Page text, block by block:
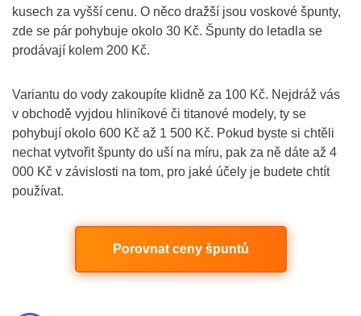
kusech za vyšší cenu. O něco dražší jsou voskové špunty,
zde se pár pohybuje okolo 30 Kč. Špunty do letadla se
prodávají kolem 200 Kč.
Variantu do vody zakoupíte klidně za 100 Kč. Nejdráž vás
v obchodě vyjdou hliníkové či titanové modely, ty se
pohybují okolo 600 Kč až 1 500 Kč. Pokud byste si chtěli
nechat vytvořit špunty do uší na míru, pak za ně dáte až 4
000 Kč v závislosti na tom, pro jaké účely je budete chtít
používat.
Porovnat ceny špuntů